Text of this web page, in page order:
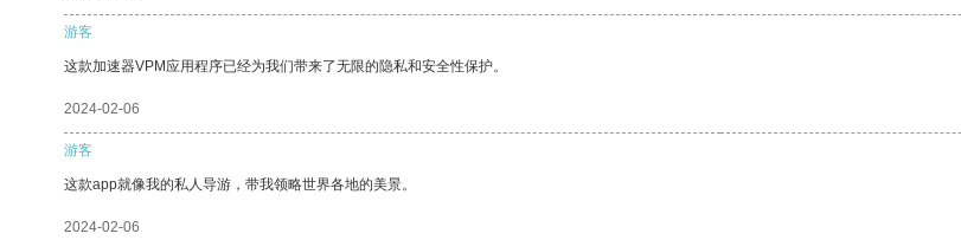
游客
这款加速器VPM应用程序已经为我们带来了无限的隐私和安全性保护。
2024-02-06
游客
这款app就像我的私人导游，带我领略世界各地的美景。
2024-02-06